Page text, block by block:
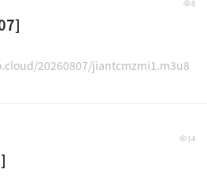
8
20260807/jiantcmzmi1.m3u8
14